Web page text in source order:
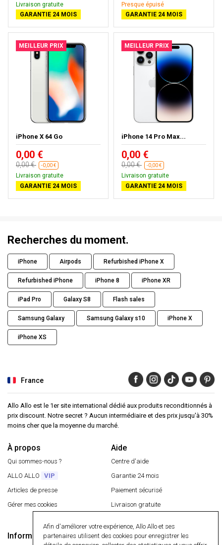
Livraison gratuite
GARANTIE 24 MOIS
Presque épuisé
GARANTIE 24 MOIS
MEILLEUR PRIX
iPhone X 64 Go
0,00 €
0,00 € -0,00 €
Livraison gratuite
GARANTIE 24 MOIS
MEILLEUR PRIX
iPhone 14 Pro Max...
0,00 €
0,00 € -0,00 €
Livraison gratuite
GARANTIE 24 MOIS
Recherches du moment.
iPhone Airpods Refurbished iPhone X
Refurbished iPhone iPhone 8 iPhone XR
iPad Pro Galaxy S8 Flash sales
Samsung Galaxy Samsung Galaxy s10 iPhone X
iPhone XS
France
Allo Allo est le 1er site international dédié aux produits reconditionnés à
prix discount. Notre secret ? Aucun intermédiaire et des prix jusqu'à 30%
moins cher que la moyenne du marché.
À propos
Qui sommes-nous ?
ALLO ALLO
VIP
Articles de presse
Gérer mes cookies
Aide
Centre d'aide
Garantie 24 mois
Paiement sécurisé
Livraison gratuite
Informations Paiement sécurisé
Afin d'améliorer votre expérience, Allo Allo et ses
partenaires utilisent des cookies pour enregistrer les